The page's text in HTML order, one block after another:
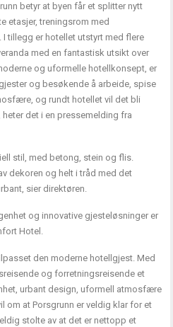
betyr at byen får et splitter nytt
etasjer, treningsrom med
tillegg er hotellet utstyrt med flere
med en fantastisk utsikt over
og uformelle hotellkonsept, er
og besøkende å arbeide, spise
og rundt hotellet vil det bli
det i en pressemelding fra
stil, med betong, stein og flis.
dekoren og helt i tråd med det
sier direktøren.
og innovative gjesteløsninger er
Hotel.
den moderne hotellgjest. Med
og forretningsreisende et
urbant design, uformell atmosfære
om at Porsgrunn er veldig klar for et
stolte av at det er nettopp et